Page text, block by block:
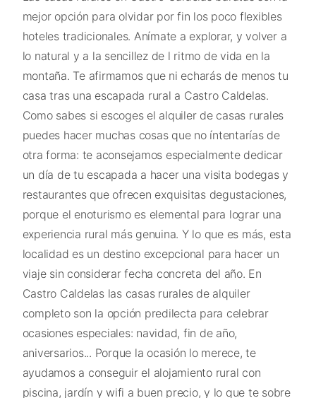
mejor opción para olvidar por fin los poco flexibles
hoteles tradicionales. Anímate a explorar, y volver a
lo natural y a la sencillez de l ritmo de vida en la
montaña. Te afirmamos que ni echarás de menos tu
casa tras una escapada rural a Castro Caldelas.
Como sabes si escoges el alquiler de casas rurales
puedes hacer muchas cosas que no íntentarías de
otra forma: te aconsejamos especialmente dedicar
un día de tu escapada a hacer una visita bodegas y
restaurantes que ofrecen exquisitas degustaciones,
porque el enoturismo es elemental para lograr una
experiencia rural más genuina. Y lo que es más, esta
localidad es un destino excepcional para hacer un
viaje sin considerar fecha concreta del año. En
Castro Caldelas las casas rurales de alquiler
completo son la opción predilecta para celebrar
ocasiones especiales: navidad, fin de año,
aniversarios... Porque la ocasión lo merece, te
ayudamos a conseguir el alojamiento rural con
piscina, jardín y wifi a buen precio, y lo que te sobre